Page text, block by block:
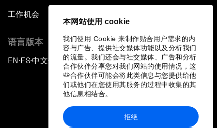
本网站使用 cookie
我们使用 Cookie 来制作贴合用户需求的内
容与广告、提供社交媒体功能以及分析我们
的流量。我们还会与社交媒体、广告和分析
合作伙伴分享您对我们网站的使用情况，这
些合作伙伴可能会将此类信息与您提供给他
们或他们在您使用其服务的过程中收集的其
他信息相结合。
拒绝
工作机会
语言版本
EN ▪ES▪中文▪ 日本語